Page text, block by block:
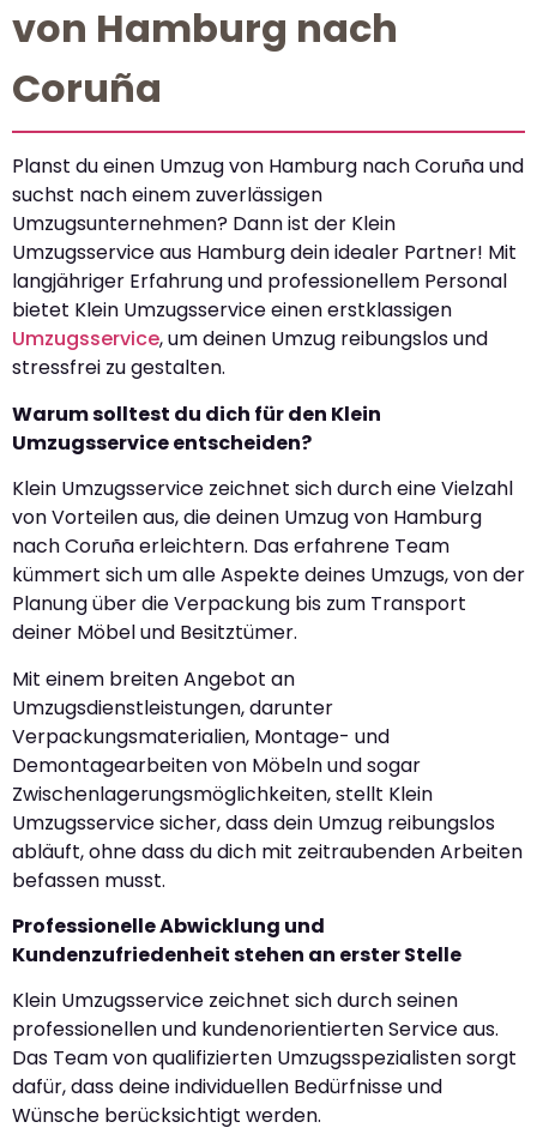
von Hamburg nach
Coruña
Planst du einen Umzug von Hamburg nach Coruña und
suchst nach einem zuverlässigen
Umzugsunternehmen? Dann ist der Klein
Umzugsservice aus Hamburg dein idealer Partner! Mit
langjähriger Erfahrung und professionellem Personal
bietet Klein Umzugsservice einen erstklassigen
Umzugsservice, um deinen Umzug reibungslos und
stressfrei zu gestalten.
Warum solltest du dich für den Klein
Umzugsservice entscheiden?
Klein Umzugsservice zeichnet sich durch eine Vielzahl
von Vorteilen aus, die deinen Umzug von Hamburg
nach Coruña erleichtern. Das erfahrene Team
kümmert sich um alle Aspekte deines Umzugs, von der
Planung über die Verpackung bis zum Transport
deiner Möbel und Besitztümer.
Mit einem breiten Angebot an
Umzugsdienstleistungen, darunter
Verpackungsmaterialien, Montage- und
Demontagearbeiten von Möbeln und sogar
Zwischenlagerungsmöglichkeiten, stellt Klein
Umzugsservice sicher, dass dein Umzug reibungslos
abläuft, ohne dass du dich mit zeitraubenden Arbeiten
befassen musst.
Professionelle Abwicklung und
Kundenzufriedenheit stehen an erster Stelle
Klein Umzugsservice zeichnet sich durch seinen
professionellen und kundenorientierten Service aus.
Das Team von qualifizierten Umzugsspezialisten sorgt
dafür, dass deine individuellen Bedürfnisse und
Wünsche berücksichtigt werden.